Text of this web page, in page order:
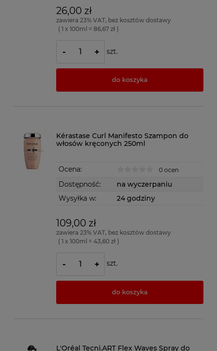
26,00 zł
zawiera 23% VAT, bez kosztów dostawy
( 1 x 100ml = 86,67 zł )
- + szt.
do koszyka
Kérastase Curl Manifesto Szampon do
włosów kręconych 250ml
Ocena: 0 ocen
Dostępność:
na wyczerpaniu
Wysyłka w:
24 godziny
109,00 zł
zawiera 23% VAT, bez kosztów dostawy
( 1 x 100ml = 43,60 zł )
- + szt.
do koszyka
L'Oréal Tecni.ART Flex Waves Spray do